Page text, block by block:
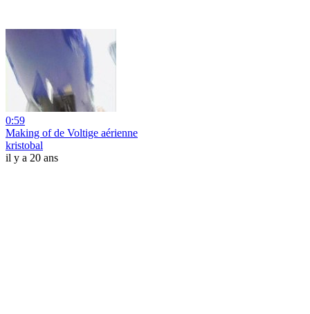
0:59
Making of de Voltige aérienne
kristobal
il y a 20 ans